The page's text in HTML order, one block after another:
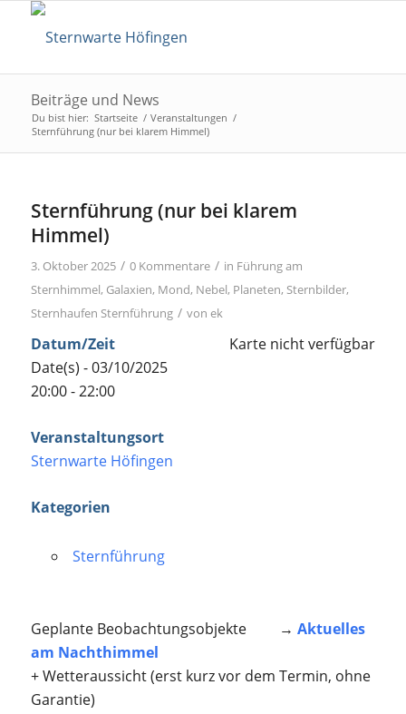
Beiträge und News
Du bist hier: Startseite / Veranstaltungen /
Sternführung (nur bei klarem Himmel)
Sternführung (nur bei klarem
Himmel)
3. Oktober 2025 / 0 Kommentare / in Führung am
Sternhimmel, Galaxien, Mond, Nebel, Planeten, Sternbilder,
Sternhaufen Sternführung / von ek
Karte nicht verfügbar
Datum/Zeit
Date(s) - 03/10/2025
20:00 - 22:00
Veranstaltungsort
Sternwarte Höfingen
Kategorien
Sternführung
Geplante Beobachtungsobjekte → Aktuelles
am Nachthimmel
+ Wetteraussicht (erst kurz vor dem Termin, ohne
Garantie)